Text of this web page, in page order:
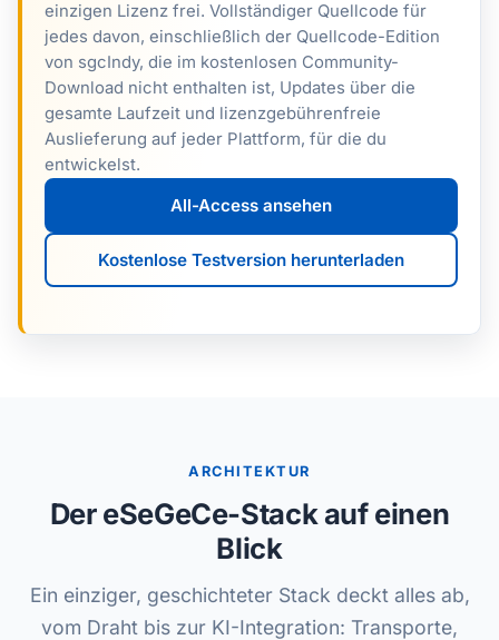
einzigen Lizenz frei. Vollständiger Quellcode für
jedes davon, einschließlich der Quellcode-Edition
von sgcIndy, die im kostenlosen Community-
Download nicht enthalten ist, Updates über die
gesamte Laufzeit und lizenzgebührenfreie
Auslieferung auf jeder Plattform, für die du
entwickelst.
All-Access ansehen
Kostenlose Testversion herunterladen
ARCHITEKTUR
Der eSeGeCe-Stack auf einen
Blick
Ein einziger, geschichteter Stack deckt alles ab,
vom Draht bis zur KI-Integration: Transporte,